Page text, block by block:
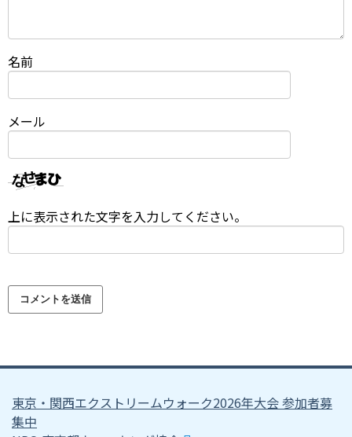
名前
メール
上に表示された文字を入力してください。
東京・関西エクストリームウォーク2026年大会 参加者募
集中